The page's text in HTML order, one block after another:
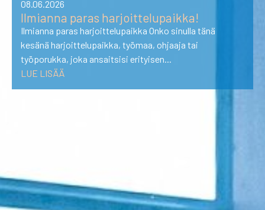
08.06.2026
Ilmianna paras harjoittelupaikka!
Ilmianna paras harjoittelupaikka Onko sinulla tänä
kesänä harjoittelupaikka, työmaa, ohjaaja tai
työporukka, joka ansaitsisi erityisen...
LUE LISÄÄ